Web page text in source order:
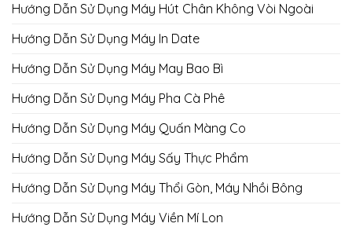
Hướng Dẫn Sử Dụng Máy Hút Chân Không Vòi Ngoài
Hướng Dẫn Sử Dụng Máy In Date
Hướng Dẫn Sử Dụng Máy May Bao Bì
Hướng Dẫn Sử Dụng Máy Pha Cà Phê
Hướng Dẫn Sử Dụng Máy Quấn Màng Co
Hướng Dẫn Sử Dụng Máy Sấy Thực Phẩm
Hướng Dẫn Sử Dụng Máy Thổi Gòn, Máy Nhồi Bông
Hướng Dẫn Sử Dụng Máy Viền Mí Lon